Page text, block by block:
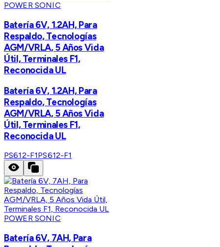
POWER SONIC
Batería 6V, 1.2AH, Para
Respaldo, Tecnologías
AGM/VRLA, 5 Años Vida
Útil, Terminales F1,
Reconocida UL
Batería 6V, 1.2AH, Para
Respaldo, Tecnologías
AGM/VRLA, 5 Años Vida
Útil, Terminales F1,
Reconocida UL
PS612-F1PS612-F1
POWER SONIC
Batería 6V, 7AH, Para